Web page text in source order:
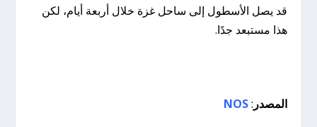
قد يصل الأسطول إلى ساحل غزة خلال أربعة أيام، لكن
هذا مستبعد جدًا.
المصدر :
NOS